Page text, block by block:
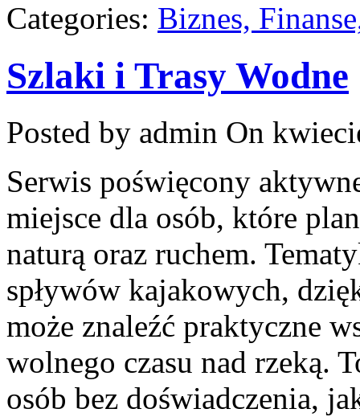
Categories: Biznes,
Szlaki i Trasy Wodne
Posted by admin On
Serwis poświęcony
miejsce dla osób, które
naturą oraz ruchem.
spływów kajakowych,
może znaleźć praktyczne
wolnego czasu nad rzeką.
osób bez doświadczenia,